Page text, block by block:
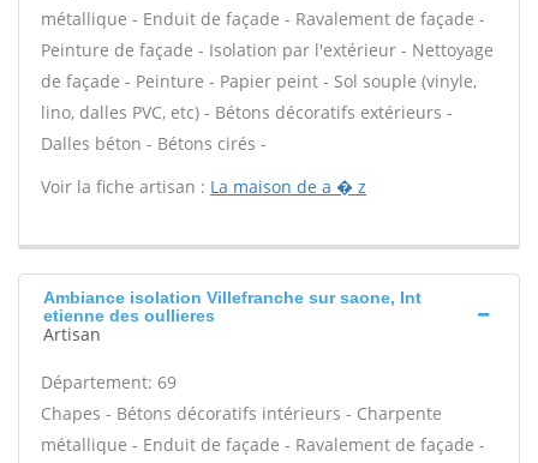
métallique - Enduit de façade - Ravalement de façade -
Peinture de façade - Isolation par l'extérieur - Nettoyage
de façade - Peinture - Papier peint - Sol souple (vinyle,
lino, dalles PVC, etc) - Bétons décoratifs extérieurs -
Dalles béton - Bétons cirés -
Voir la fiche artisan : La maison de a � z
Ambiance isolation Villefranche sur saone, Int
etienne des oullieres
Artisan
Département: 69
Chapes - Bétons décoratifs intérieurs - Charpente
métallique - Enduit de façade - Ravalement de façade -